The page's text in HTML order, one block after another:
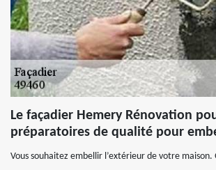
Le façadier Hemery Rénovation
préparatoires de qualité pour
Vous souhaitez embellir l’extérieur de votre maison.